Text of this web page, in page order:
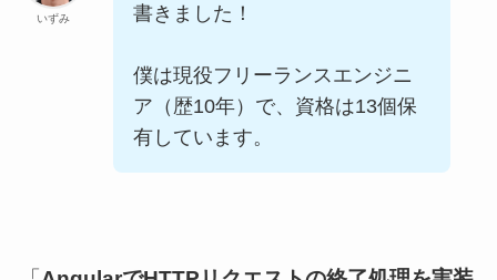
いずみ
書きました！
僕は現役フリーランスエンジニ
ア（歴10年）で、資格は13個保
有しています。